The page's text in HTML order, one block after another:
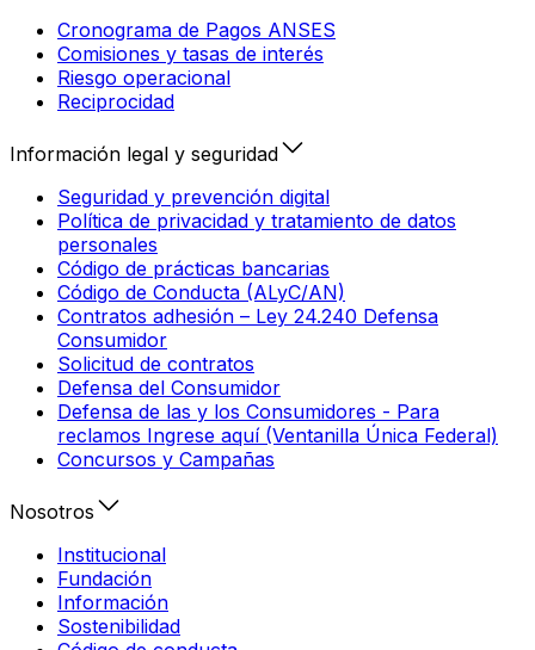
Cronograma de Pagos ANSES
Comisiones y tasas de interés
Riesgo operacional
Reciprocidad
Información legal y seguridad
Seguridad y prevención digital
Política de privacidad y tratamiento de datos
personales
Código de prácticas bancarias
Código de Conducta (ALyC/AN)
Contratos adhesión – Ley 24.240 Defensa
Consumidor
Solicitud de contratos
Defensa del Consumidor
Defensa de las y los Consumidores - Para
reclamos Ingrese aquí (Ventanilla Única Federal)
Concursos y Campañas
Nosotros
Institucional
Fundación
Información
Sostenibilidad